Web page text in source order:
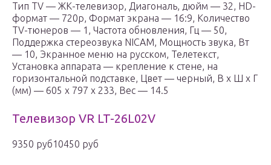
Тип TV — ЖК-телевизор, Диагональ, дюйм — 32, HD-
формат — 720p, Формат экрана — 16:9, Количество
TV-тюнеров — 1, Частота обновления, Гц — 50,
Поддержка стереозвука NICAM, Мощность звука, Вт
— 10, Экранное меню на русском, Телетекст,
Установка аппарата — крепление к стене, на
горизонтальной подставке, Цвет — черный, В x Ш x Г
(мм) — 605 x 797 x 233, Вес — 14.5
Телевизор VR LT-26L02V
9350 руб10450 руб